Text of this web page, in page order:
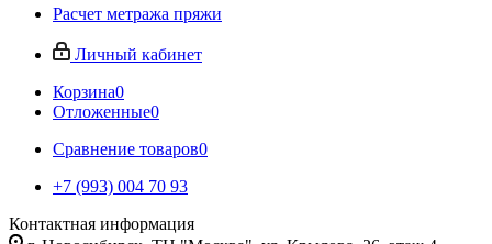
Расчет метража пряжи
Личный кабинет
Корзина0
Отложенные0
Сравнение товаров0
+7 (993) 004 70 93
Контактная информация